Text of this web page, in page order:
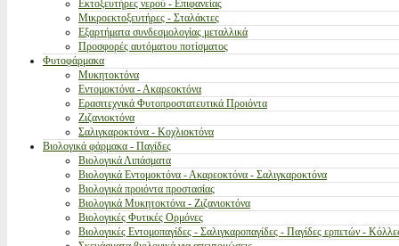
Εκτοξευτήρες νερού - Επιφανείας
Μικροεκτοξευτήρες - Σταλάκτες
Εξαρτήματα συνδεσμολογίας μεταλλικά
Προσφορές αυτόματου ποτίσματος
Φυτοφάρμακα
Μυκητοκτόνα
Εντομοκτόνα - Ακαρεοκτόνα
Ερασιτεχνικά Φυτοπροστατευτικά Προιόντα
Ζιζανιοκτόνα
Σαλιγκαροκτόνα - Κοχλιοκτόνα
Βιολογικά φάρμακα - Παγίδες
Βιολογικά Λιπάσματα
Βιολογικά Εντομοκτόνα - Ακαρεοκτόνα - Σαλιγκαροκτόνα
Βιολογικά προιόντα προστασίας
Βιολογικά Μυκητοκτόνα - Ζιζανιοκτόνα
Βιολογικές Φυτικές Ορμόνες
Βιολογικές Εντομοπαγίδες - Σαλιγκαροπαγίδες - Παγίδες ερπετών -